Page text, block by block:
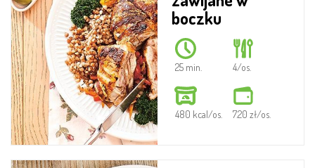
boczku
25 min. 4/os.
480 kcal/os. 7.20 zł/os.